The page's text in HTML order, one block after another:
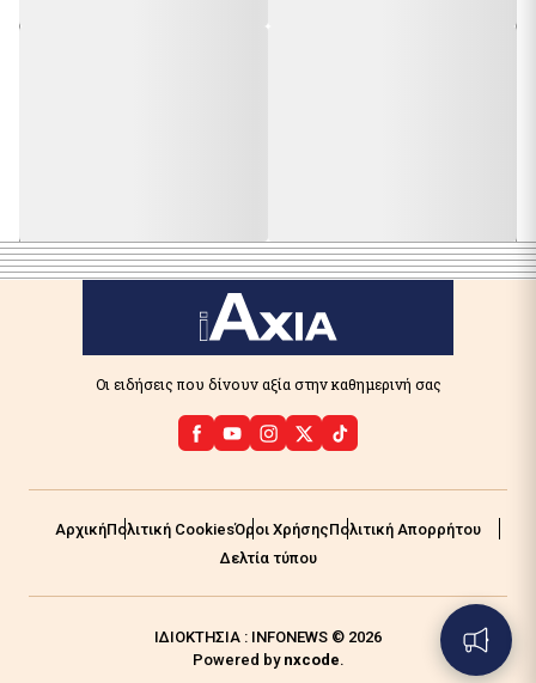
Οι ειδήσεις που δίνουν αξία στην καθημερινή σας
ΑρχικήΠολιτική CookiesΌροι ΧρήσηςΠολιτική Απορρήτου
Δελτία τύπου
ΙΔΙΟΚΤΗΣΙΑ : INFONEWS © 2026
Powered by nxcode.